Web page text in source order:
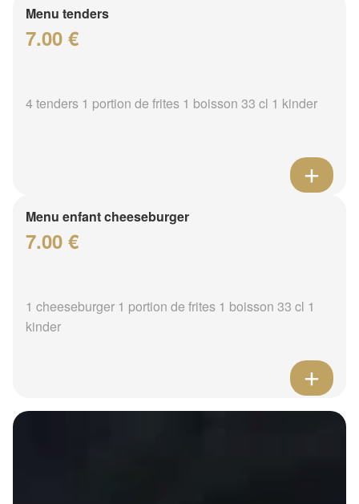
Menu tenders
7.00 €
4 tenders 1 portion de frites 1 boisson 33 cl 1 kinder
Menu enfant cheeseburger
7.00 €
1 cheeseburger 1 portion de frites 1 boisson 33 cl 1
kinder